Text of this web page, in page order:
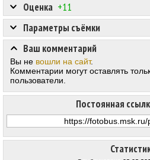
Оценка +11
Постоянная
Параметры съёмки
Ваш комментарий
Вы не вошли на сайт.
Комментарии могут оставлять
пользователи.